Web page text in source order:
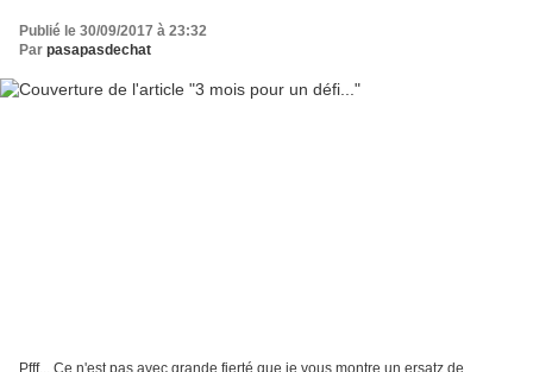
Publié le 30/09/2017 à 23:32
Par pasapasdechat
Pfff... Ce n'est pas avec grande fierté que je vous montre un ersatz de